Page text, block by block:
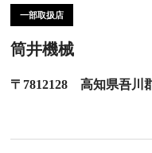
一部取扱店
筒井機械
〒7812128 高知県吾川